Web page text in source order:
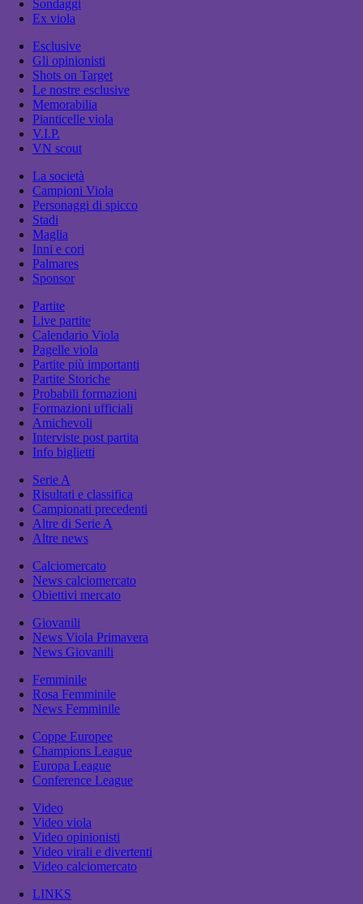
Sondaggi
Ex viola
Esclusive
Gli opinionisti
Shots on Target
Le nostre esclusive
Memorabilia
Pianticelle viola
V.I.P.
VN scout
La società
Campioni Viola
Personaggi di spicco
Stadi
Maglia
Inni e cori
Palmares
Sponsor
Partite
Live partite
Calendario Viola
Pagelle viola
Partite più importanti
Partite Storiche
Probabili formazioni
Formazioni ufficiali
Amichevoli
Interviste post partita
Info biglietti
Serie A
Risultati e classifica
Campionati precedenti
Altre di Serie A
Altre news
Calciomercato
News calciomercato
Obiettivi mercato
Giovanili
News Viola Primavera
News Giovanili
Femminile
Rosa Femminile
News Femminile
Coppe Europee
Champions League
Europa League
Conference League
Video
Video viola
Video opinionisti
Video virali e divertenti
Video calciomercato
LINKS